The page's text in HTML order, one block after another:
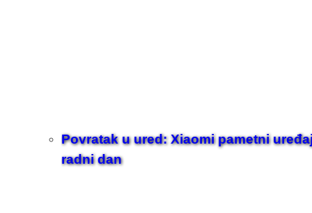
Povratak u ured: Xiaomi pametni
radni dan